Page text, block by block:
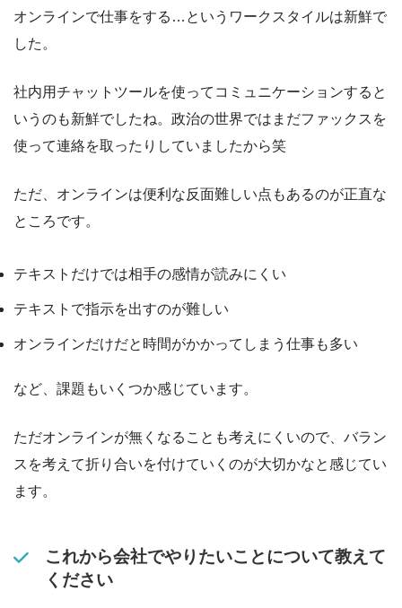
オンラインで仕事をする…というワークスタイルは新鮮で
した。
社内用チャットツールを使ってコミュニケーションすると
いうのも新鮮でしたね。政治の世界ではまだファックスを
使って連絡を取ったりしていましたから笑
ただ、オンラインは便利な反面難しい点もあるのが正直な
ところです。
テキストだけでは相手の感情が読みにくい
テキストで指示を出すのが難しい
オンラインだけだと時間がかかってしまう仕事も多い
など、課題もいくつか感じています。
ただオンラインが無くなることも考えにくいので、バラン
スを考えて折り合いを付けていくのが大切かなと感じてい
ます。
これから会社でやりたいことについて教えて
ください